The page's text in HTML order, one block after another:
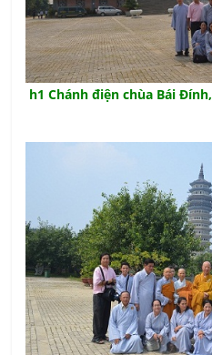
h1 Chánh điện chùa Bái Đính,